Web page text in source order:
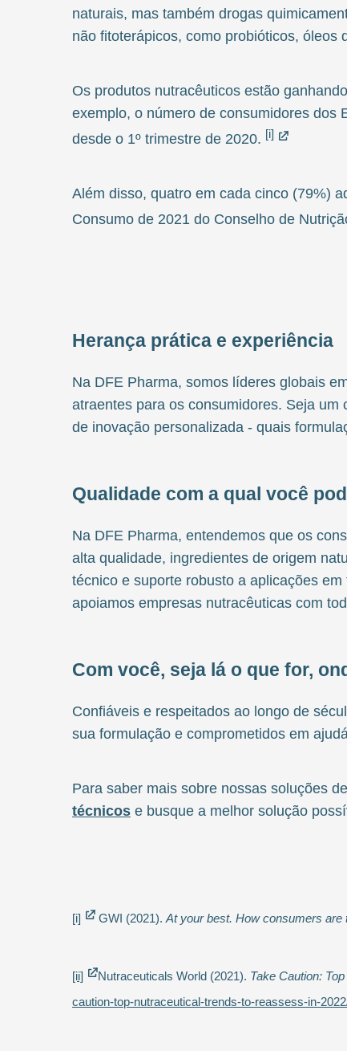
naturais, mas também drogas
não fitoterápicos, como probióticos, óleos
Os produtos nutracêuticos estão
exemplo, o número de consumidores dos
desde o 1º trimestre de 2020. [i]
Além disso, quatro em cada cinco (79%)
Consumo de 2021 do Conselho de
Herança prática e experiência
Na DFE Pharma, somos líderes globais
atraentes para os consumidores. Seja
de inovação personalizada - quais
Qualidade com a qual você
Na DFE Pharma, entendemos que os
alta qualidade, ingredientes de origem
técnico e suporte robusto a aplicações
apoiamos empresas nutracêuticas com
Com você, seja lá o que for,
Confiáveis e respeitados ao longo de
sua formulação e comprometidos em
Para saber mais sobre nossas soluções
técnicos e busque a melhor solução
[i] GWI (2021). At your best. How consumers are
[ii] Nutraceuticals World (2021). Take Caution:
caution-top-nutraceutical-trends-to-reassess-in-